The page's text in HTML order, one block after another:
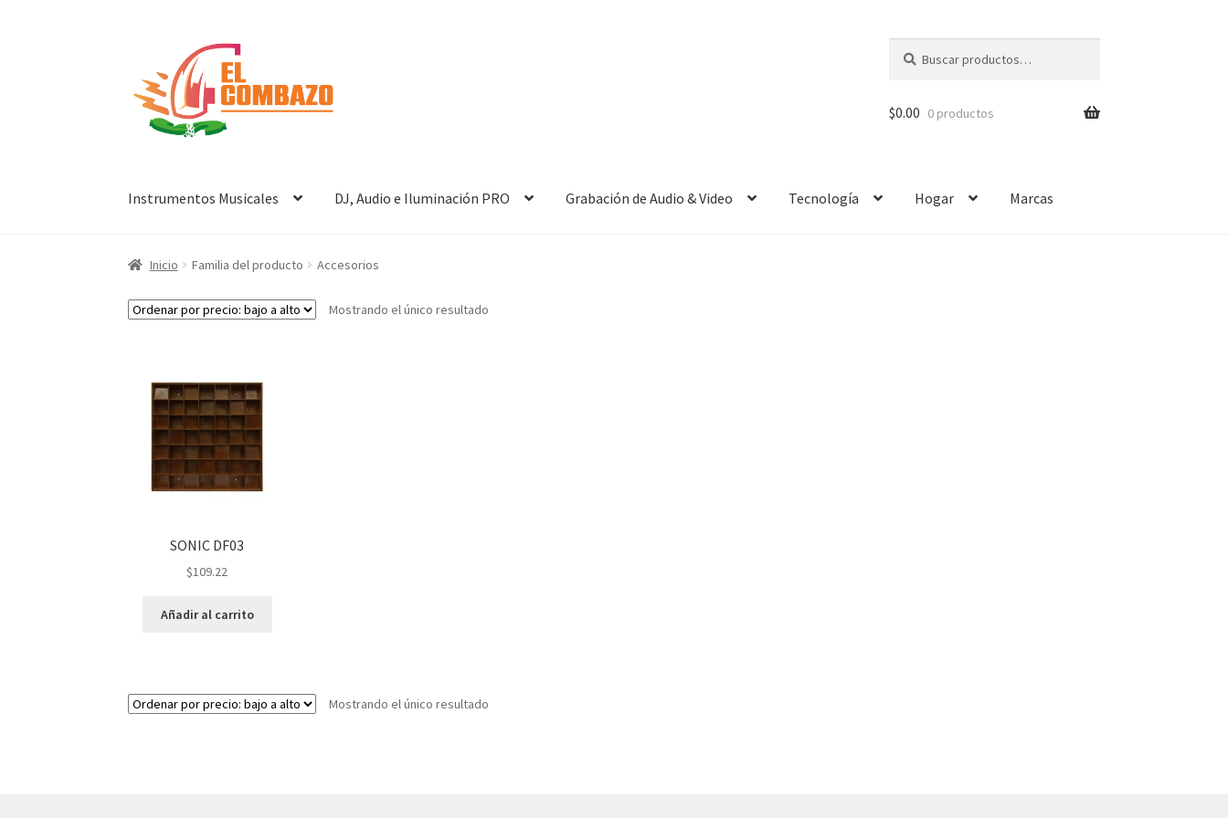
Instrumentos Musicales DJ, Audio e Iluminación PRO Grabación de Audio & Video Tecnología Hogar Marcas
$0.00 0 productos
Inicio Familia del producto Accesorios
Mostrando el único resultado
SONIC DF03
$109.22
Añadir al carrito
Mostrando el único resultado